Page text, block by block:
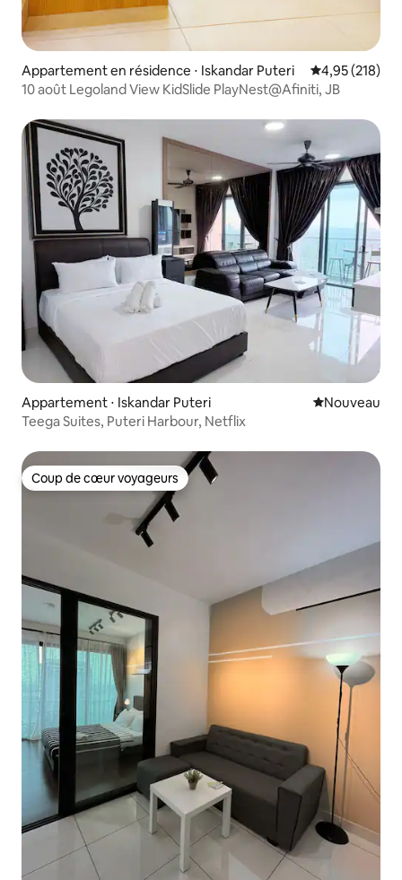
Appartement en résidence ⋅ Iskandar Puteri Évaluation
4,95 (218)
10 août Legoland View KidSlide PlayNest@Afiniti, JB
Appartement ⋅ Iskandar Puteri Nouvel
Nouveau
Teega Suites, Puteri Harbour, Netflix
Coup de cœur voyageurs
Coup de cœur voyageurs